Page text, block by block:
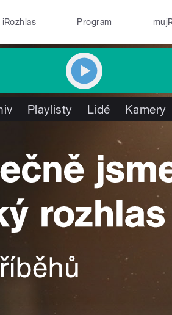
iRozhlas Program
Playlisty Lidé Kamery